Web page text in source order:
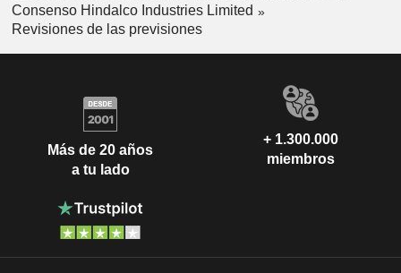
Consenso Hindalco Industries Limited
Revisiones de las previsiones
Más de 20 años
a tu lado
+ 1.300.000
miembros